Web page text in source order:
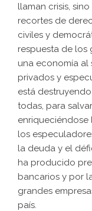
llaman crisis,
recortes de
civiles y
respuesta de los
una economía al
privados y
está
todas, para
enriqueciéndose
los
la deuda y el
ha producido
bancarios y por
grandes
país.